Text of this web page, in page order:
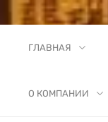
ГЛАВНАЯ
О КОМПАНИИ